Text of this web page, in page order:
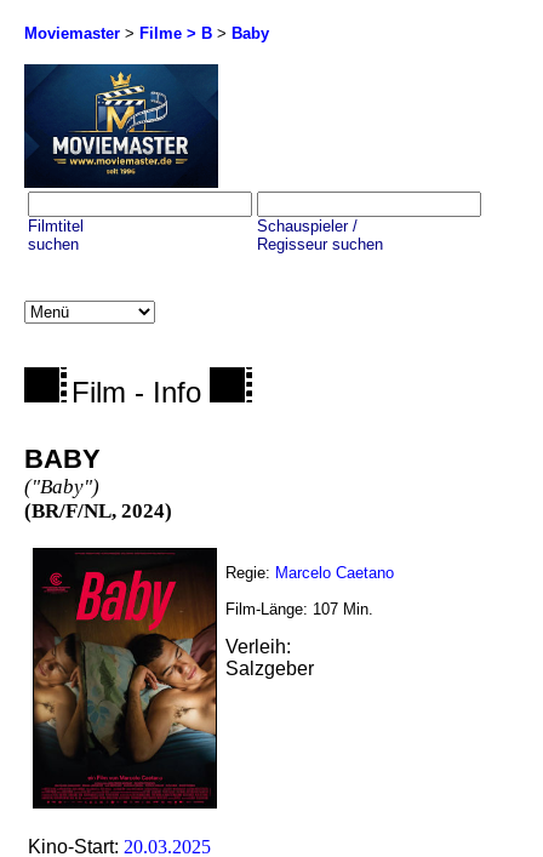
Moviemaster > Filme > B > Baby
Filmtitel
suchen
Schauspieler /
Regisseur suchen
Film - Info
BABY
("Baby")
(BR/F/NL, 2024)
Regie: Marcelo Caetano
Film-Länge: 107 Min.
Verleih:
Salzgeber
Kino-Start: 20.03.2025